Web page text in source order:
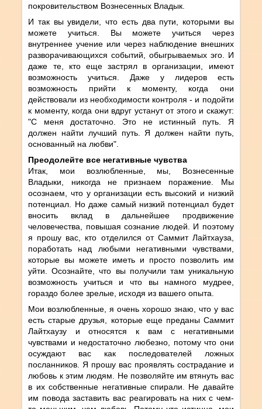
покровительством Вознесенных Владык.
И так вы увидели, что есть два пути, которыми вы
можете учиться. Вы можете учиться через
внутреннее учение или через наблюдение внешних
разворачивающихся событий, обыгрываемых эго. И
даже те, кто еще застрял в организации, имеют
возможность учиться. Даже у лидеров есть
возможность прийти к моменту, когда они
действовали из необходимости контроля - и подойти
к моменту, когда они вдруг устанут от этого и скажут:
"С меня достаточно. Это не истинный путь. Я
должен найти лучший путь. Я должен найти путь,
основанный на любви".
Преодолейте все негативные чувства
Итак, мои возлюбленные, мы, Вознесенные
Владыки, никогда не признаем поражение. Мы
осознаем, что у организации есть высокий и низкий
потенциал. Но даже самый низкий потенциал будет
вносить вклад в дальнейшее продвижение
человечества, повышая сознание людей. И поэтому
я прошу вас, кто отделился от Саммит Лайтхауза,
поработать над любыми негативными чувствами,
которые вы можете иметь и просто позволить им
уйти. Осознайте, что вы получили там уникальную
возможность учиться и что вы намного мудрее,
гораздо более зрелые, исходя из вашего опыта.
Мои возлюбленные, я очень хорошо знаю, что у вас
есть старые друзья, которые еще преданы Саммит
Лайтхаузу и относятся к вам с негативными
чувствами и недостаточно любезно, потому что они
осуждают вас как последователей ложных
посланников. Я прошу вас проявлять сострадание и
любовь к этим людям. Не позволяйте им втянуть вас
в их собственные негативные спирали. Не давайте
им повода заставить вас реагировать на них с чем-